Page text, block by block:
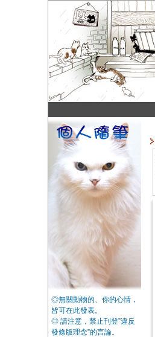
◎無關動物的、你的心情，
皆可在此發表。
◎ 請注意，禁止刊登”違反
發條版理念”的言論。